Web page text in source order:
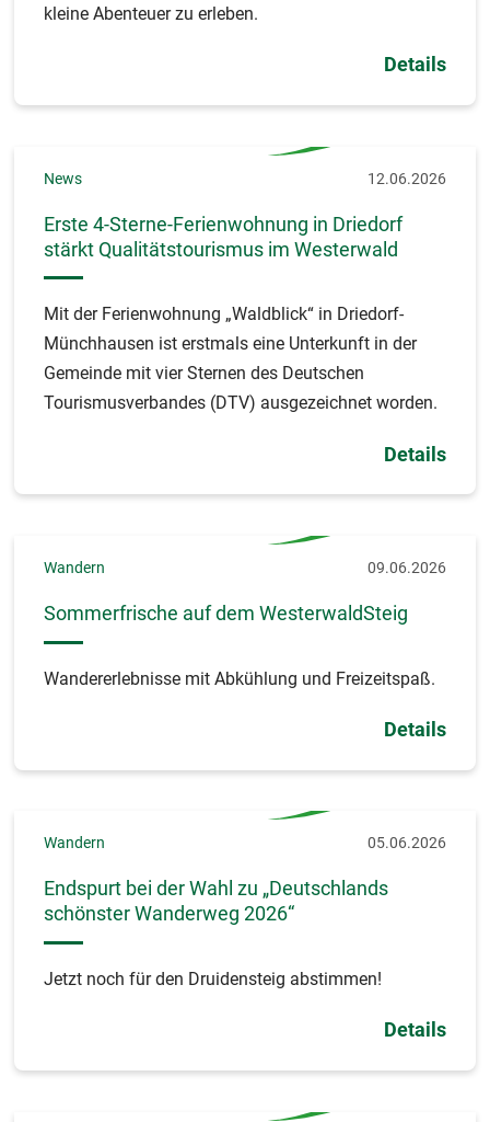
kleine Abenteuer zu erleben.
Details
News 12.06.2026
Erste 4-Sterne-Ferienwohnung in Driedorf
stärkt Qualitätstourismus im Westerwald
Mit der Ferienwohnung „Waldblick“ in Driedorf-
Münchhausen ist erstmals eine Unterkunft in der
Gemeinde mit vier Sternen des Deutschen
Tourismusverbandes (DTV) ausgezeichnet worden.
Details
Wandern 09.06.2026
Sommerfrische auf dem WesterwaldSteig
Wandererlebnisse mit Abkühlung und Freizeitspaß.
Details
Wandern 05.06.2026
Endspurt bei der Wahl zu „Deutschlands
schönster Wanderweg 2026“
Jetzt noch für den Druidensteig abstimmen!
Details